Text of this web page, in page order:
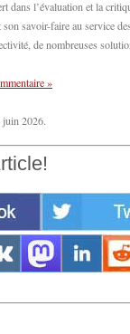
dans l’évaluation et la
savoir-faire au service
de nombreuses
»
juin 2026.